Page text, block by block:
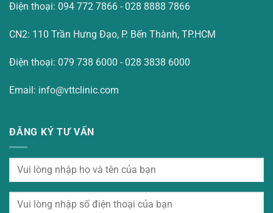
Điện thoại: 094 772 7866 - 028 8888 7866
CN2: 110 Trần Hưng Đạo, P. Bến Thành, TP.HCM
Điện thoại: 079 738 6000 - 028 3838 6000
Email: info@vttclinic.com
ĐĂNG KÝ TƯ VẤN